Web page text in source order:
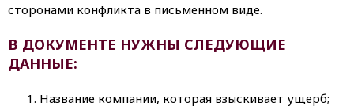
сторонами конфликта в письменном виде.
В ДОКУМЕНТЕ НУЖНЫ СЛЕДУЮЩИЕ
ДАННЫЕ:
Название компании, которая взыскивает ущерб;